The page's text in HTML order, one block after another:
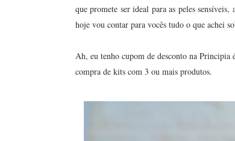
que promete ser ideal para as peles
hoje vou contar para vocês tudo o que achei
Ah, eu tenho cupom de desconto na Principia
compra de kits com 3 ou mais produtos.